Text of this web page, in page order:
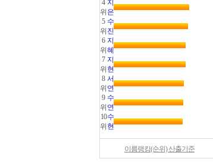
4
위
지
은
5
위
수
진
6
위
지
혜
7
위
지
현
8
위
서
연
9
위
수
연
10
위
수
현
이름랭킹(순위) 산출기준